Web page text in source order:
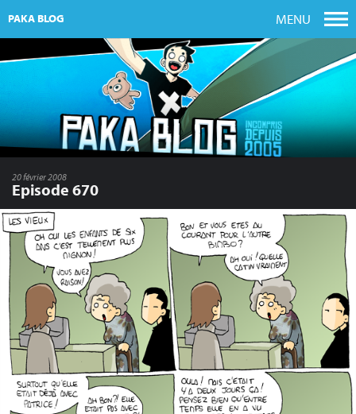
PAKA BLOG MENU
20 février 2008
Episode 670